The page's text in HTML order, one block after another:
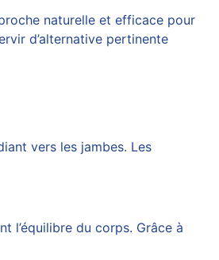
naturelle et efficace pour
d’alternative pertinente
vers les jambes. Les
l’équilibre du corps. Grâce à